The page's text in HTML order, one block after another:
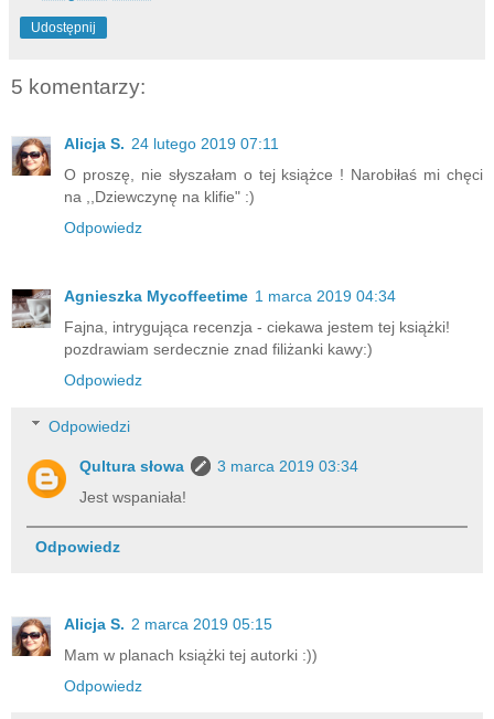
Udostępnij
5 komentarzy:
Alicja S. 24 lutego 2019 07:11
O proszę, nie słyszałam o tej książce ! Narobiłaś mi chęci
na ,,Dziewczynę na klifie" :)
Odpowiedz
Agnieszka Mycoffeetime 1 marca 2019 04:34
Fajna, intrygująca recenzja - ciekawa jestem tej książki!
pozdrawiam serdecznie znad filiżanki kawy:)
Odpowiedz
Odpowiedzi
Qultura słowa
3 marca 2019 03:34
Jest wspaniała!
Odpowiedz
Alicja S. 2 marca 2019 05:15
Mam w planach książki tej autorki :))
Odpowiedz